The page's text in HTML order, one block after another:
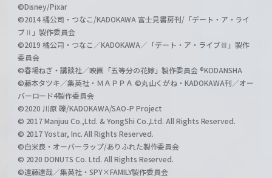
©Disney/Pixar
©2014 橘公司・つなこ/KADOKAWA 富士見書房刊/「デート・ア・ライ
ブⅡ」製作委員会
©2019 橘公司・つなこ／KADOKAWA／「デート・ア・ライブⅢ」製作
委員会
©春場ねぎ・講談社／映画「五等分の花嫁」製作委員会 ®KODANSHA
©藤本タツキ／集英社・ＭＡＰＰＡ ©丸山くがね・KADOKAWA刊／オー
バーロード4製作委員会
©2020 川原 礫/KADOKAWA/SAO-P Project
© 2017 Manjuu Co.,Ltd. & YongShi Co.,Ltd. All Rights Reserved.
© 2017 Yostar, Inc. All Rights Reserved.
©白米良・オーバーラップ/ありふれた製作委員会
© 2020 DONUTS Co. Ltd. All Rights Reserved.
©遠藤達哉／集英社・SPY×FAMILY製作委員会